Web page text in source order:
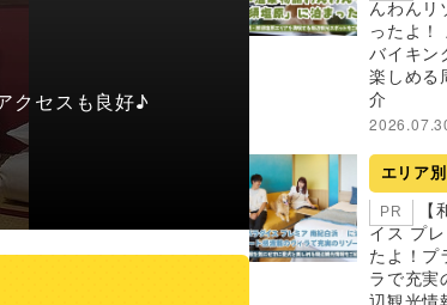
クセスも良好♪
んわんリ
ったよ！
バイキン
楽しめる
介
エリア
PR
【
イス プ
たよ！プ
ラで充実